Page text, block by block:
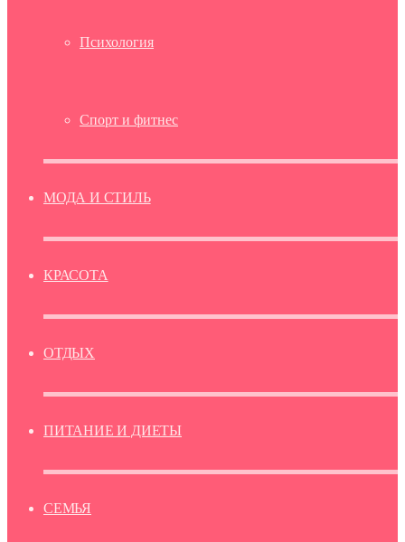
Психология
Спорт и фитнес
МОДА И СТИЛЬ
КРАСОТА
ОТДЫХ
ПИТАНИЕ И ДИЕТЫ
СЕМЬЯ